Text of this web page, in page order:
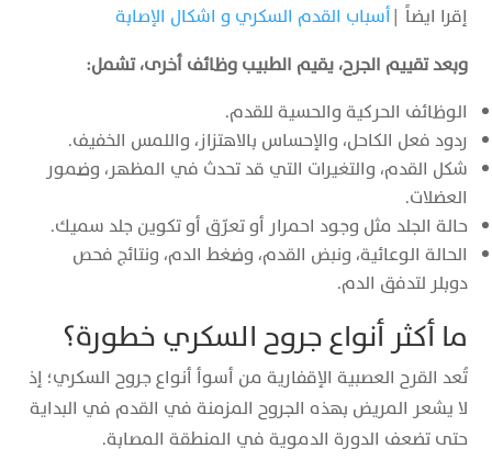
إقرا ايضاً |أسباب القدم السكري و اشكال الإصابة
وبعد تقييم الجرح، يقيم الطبيب وظائف أخرى، تشمل:
الوظائف الحركية والحسية للقدم.
ردود فعل الكاحل، والإحساس بالاهتزاز، واللمس الخفيف.
شكل القدم، والتغيرات التي قد تحدث في المظهر، وضمور
العضلات.
حالة الجلد مثل وجود احمرار أو تعرّق أو تكوين جلد سميك.
الحالة الوعائية، ونبض القدم، وضغط الدم، ونتائج فحص
دوبلر لتدفق الدم.
ما أكثر أنواع جروح السكري خطورة؟
تُعد القرح العصبية الإقفارية من أسوأ أنواع جروح السكري؛ إذ
لا يشعر المريض بهذه الجروح المزمنة في القدم في البداية
حتى تضعف الدورة الدموية في المنطقة المصابة.